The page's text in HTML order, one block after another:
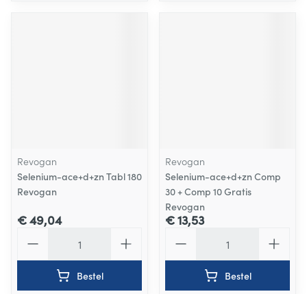
Revogan
Selenium-ace+d+zn Tabl 180
Revogan
€ 49,04
Bestel
Revogan
Selenium-ace+d+zn Comp
30 + Comp 10 Gratis
Revogan
€ 13,53
Bestel